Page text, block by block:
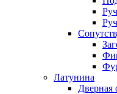
Латунина
Дверная